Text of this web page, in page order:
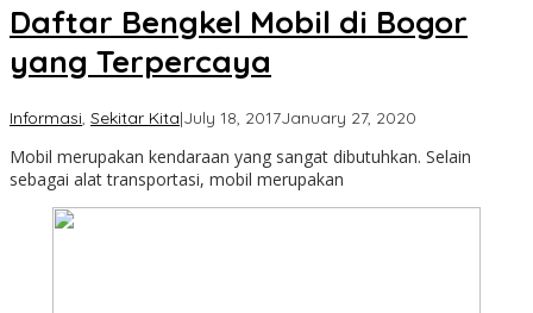
Berbagi
Info
Cimanggu
Bogor
Daftar Bengkel Mobil di Bogor
yang Terpercaya
Informasi, Sekitar Kita|July 18, 2017January 27, 2020
Bantarjati
Mobil merupakan kendaraan yang sangat dibutuhkan. Selain
sebagai alat transportasi, mobil merupakan